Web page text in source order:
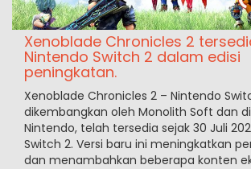
Xenoblade Chronicles 2
Nintendo Switch 2 dalam edisi
peningkatan.
Xenoblade Chronicles 2 – Nintendo
dikembangkan oleh Monolith Soft dan
Nintendo, telah tersedia sejak 30 Juli
Switch 2. Versi baru ini meningkatkan
dan menambahkan beberapa konten